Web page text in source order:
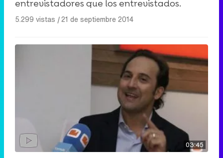
entrevistadores que los entrevistados.
5.299 vistas |21 de septiembre 2014
03:45